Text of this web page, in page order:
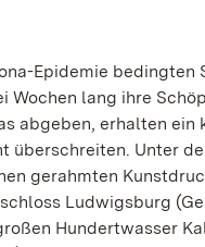
Epidemie
lang ihre
abgeben, erhalten
überschreiten. Unter
gerahmten
Ludwigsburg
Hundertwasser